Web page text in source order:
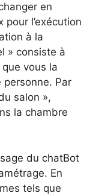
en
l’exécution
à la
» consiste à
vous la
Par
salon »,
la chambre
du chatBot
En
tels que